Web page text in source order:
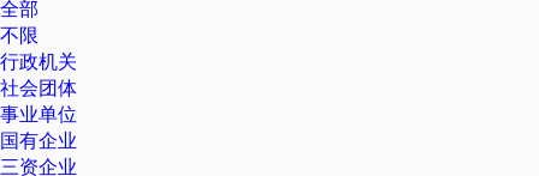
全部
不限
行政机关
社会团体
事业单位
国有企业
三资企业